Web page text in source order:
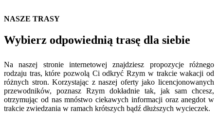
NASZE TRASY
Wybierz odpowiednią trasę dla siebie
Na naszej stronie internetowej znajdziesz propozycje różnego
rodzaju tras, które pozwolą Ci odkryć Rzym w trakcie wakacji od
różnych stron. Korzystając z naszej oferty jako licencjonowanych
przewodników, poznasz Rzym dokładnie tak, jak sam chcesz,
otrzymując od nas mnóstwo ciekawych informacji oraz anegdot w
trakcie zwiedzania w ramach krótszych bądź dłuższych wycieczek.